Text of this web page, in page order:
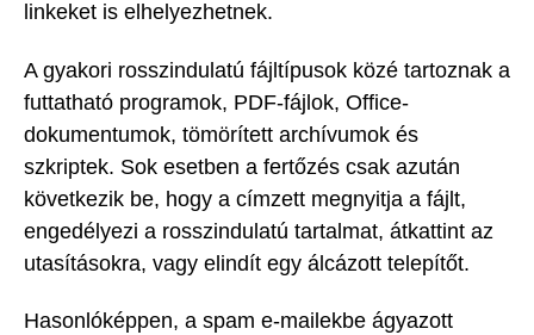
linkeket is elhelyezhetnek.
A gyakori rosszindulatú fájltípusok közé tartoznak a
futtatható programok, PDF-fájlok, Office-
dokumentumok, tömörített archívumok és
szkriptek. Sok esetben a fertőzés csak azután
következik be, hogy a címzett megnyitja a fájlt,
engedélyezi a rosszindulatú tartalmat, átkattint az
utasításokra, vagy elindít egy álcázott telepítőt.
Hasonlóképpen, a spam e-mailekbe ágyazott